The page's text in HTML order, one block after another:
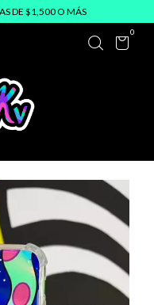
DE $1,500 O MÁS
0